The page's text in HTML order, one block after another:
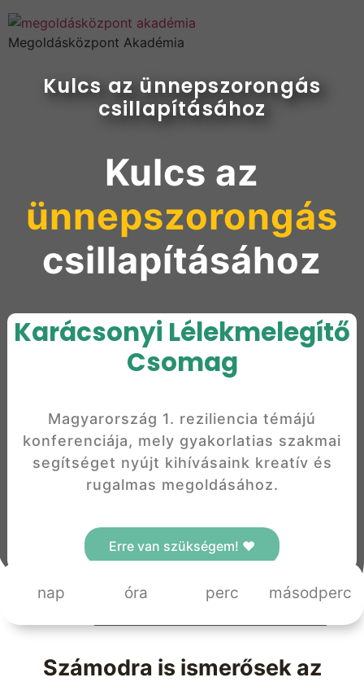
Megoldásközpont Akadémia
Kulcs az ünnepszorongás
csillapításához
Kulcs az
ünnepszorongás
csillapításához
Karácsonyi Lélekmelegítő
Csomag
Magyarország 1. reziliencia témájú
konferenciája, mely gyakorlatias szakmai
segítséget nyújt kihívásaink kreatív és
rugalmas megoldásához.
Erre van szükségem! ❤️
nap óra perc másodperc
Számodra is ismerősek az